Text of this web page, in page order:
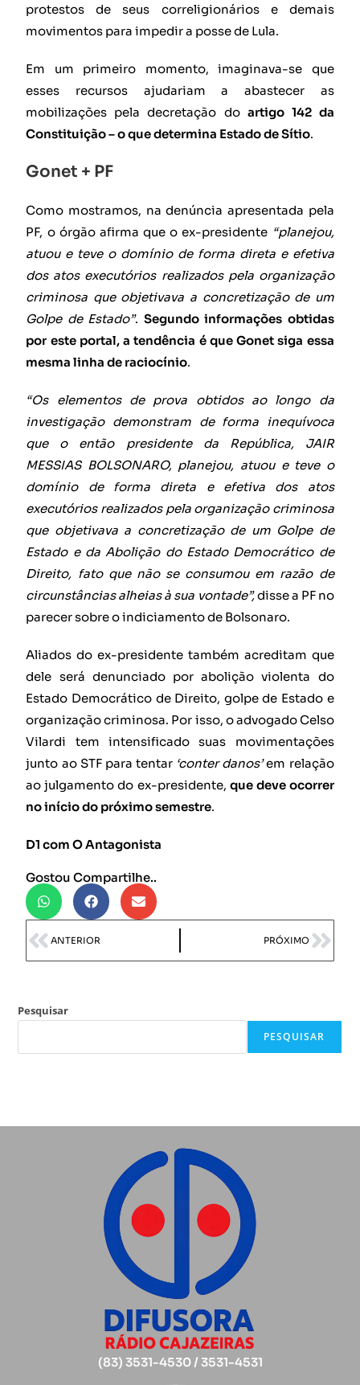
protestos de seus correligionários e demais
movimentos para impedir a posse de Lula.
Em um primeiro momento, imaginava-se que
esses recursos ajudariam a abastecer as
mobilizações pela decretação do artigo 142 da
Constituição – o que determina Estado de Sítio.
Gonet + PF
Como mostramos, na denúncia apresentada pela
PF, o órgão afirma que o ex-presidente “planejou,
atuou e teve o domínio de forma direta e efetiva
dos atos executórios realizados pela organização
criminosa que objetivava a concretização de um
Golpe de Estado”. Segundo informações obtidas
por este portal, a tendência é que Gonet siga essa
mesma linha de raciocínio.
“Os elementos de prova obtidos ao longo da
investigação demonstram de forma inequívoca
que o então presidente da República, JAIR
MESSIAS BOLSONARO, planejou, atuou e teve o
domínio de forma direta e efetiva dos atos
executórios realizados pela organização criminosa
que objetivava a concretização de um Golpe de
Estado e da Abolição do Estado Democrático de
Direito, fato que não se consumou em razão de
circunstâncias alheias à sua vontade”,disse a PF no
parecer sobre o indiciamento de Bolsonaro.
Aliados do ex-presidente também acreditam que
dele será denunciado por abolição violenta do
Estado Democrático de Direito, golpe de Estado e
organização criminosa. Por isso, o advogado Celso
Vilardi tem intensificado suas movimentações
junto ao STF para tentar ‘conter danos’em relação
ao julgamento do ex-presidente, que deve ocorrer
no início do próximo semestre.
D1 com O Antagonista
Gostou Compartilhe..
ANTERIOR PRÓXIMO
Pesquisar
PESQUISAR
(83) 3531-4530 / 3531-4531